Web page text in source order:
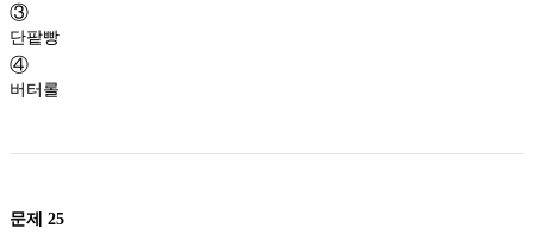
③
단팥빵
④
버터롤
문제 25